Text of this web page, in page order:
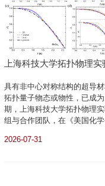
上海科技大学拓扑物理
具有非中心对称结构的超导
拓扑量子物态或物性，已成
期，上海科技大学拓扑物理
组与合作团队，在《美国化
拓扑电子能带特征及自旋–轨
2026-07-31